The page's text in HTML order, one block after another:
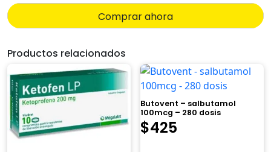
era:
$816.
es:
Comprar ahora
Productos relacionados
Butovent – salbutamol
100mcg – 280 dosis
El
$425